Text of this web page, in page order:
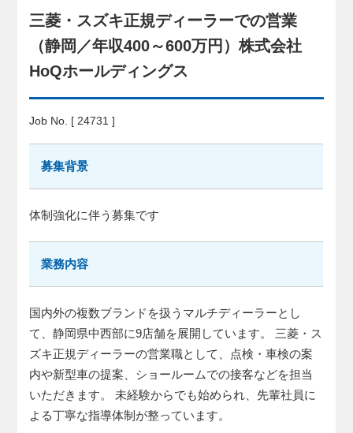
三菱・スズキ正規ディーラーでの営業
（静岡／年収400～600万円）株式会社
HoQホールディングス
Job No. [ 24731 ]
募集背景
体制強化に伴う募集です
業務内容
国内外の複数ブランドを扱うマルチディーラーとし
て、静岡県中西部に9店舗を展開しています。 三菱・ス
ズキ正規ディーラーの営業職として、点検・車検の案
内や新型車の提案、ショールームでの接客などを担当
いただきます。 未経験からでも始められ、先輩社員に
よる丁寧な指導体制が整っています。